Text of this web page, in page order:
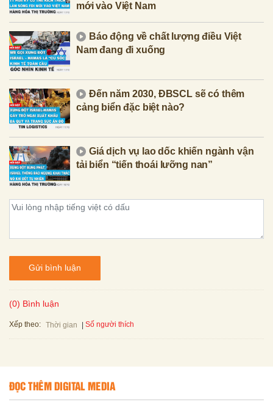
mới vào Việt Nam
Báo động về chất lượng điều Việt
Nam đang đi xuống
Đến năm 2030, ĐBSCL sẽ có thêm
cảng biển đặc biệt nào?
Giá dịch vụ lao dốc khiến ngành vận
tải biển “tiến thoái lưỡng nan”
Gửi bình luận
(0) Bình luận
Xếp theo: Thời gian Số người thích
ĐỌC THÊM DIGITAL MEDIA